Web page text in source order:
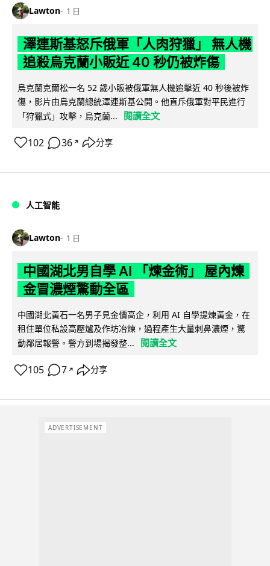
Lawton 1 日
澤連斯基怒斥俄軍「人肉狩獵」 無人機
追殺烏克蘭小販近 40 秒仍被炸傷
烏克蘭克爾松一名 52 歲小販被俄軍無人機追擊近 40 秒後被炸
傷，影片由烏克蘭總統澤連斯基公開。他直斥俄軍對平民進行
「狩獵式」攻擊，烏克蘭...
閱讀全文
102 36 ↗ 分享
人工智能
Lawton 1 日
中國湖北男自學 AI 「煉金術」 屋內煉
金冒濃煙驚動全區
中國湖北黃石一名男子見金價高企，利用 AI 自學提煉黃金，在
租住單位私設高壓爐及作坊冶煉，過程產生大量刺鼻濃煙，驚
動鄰居報警。警方到場揭發整...
閱讀全文
105 7 ↗ 分享
ADVERTISEMENT